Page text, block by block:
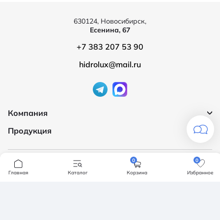
Компания
О компании
Доставка и оплата
Обмен и возврат
Продукция
Ванны
Мебель для ванной
630124, Новосибирск,
Есенина, 67
+7 383 207 53 90
hidrolux@mail.ru
Главная Каталог
0
Корзина
0
Избранное